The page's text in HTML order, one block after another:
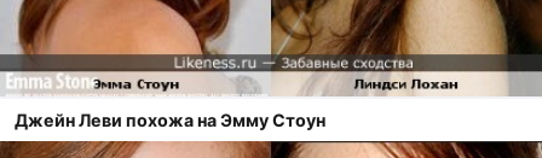
Джейн Леви похожа на Эмму Стоун